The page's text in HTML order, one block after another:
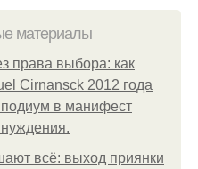
материалы
права выбора: как
Cirnansck 2012 года
в манифест
всё: выход приянки